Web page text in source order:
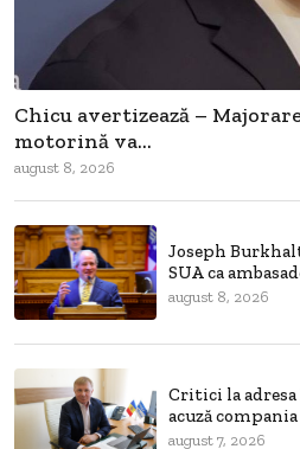
Chicu avertizează –
motorină va...
august 8, 2026
Joseph
SUA ca
august 8, 2026
Critici la
acuză compania
august 7, 2026